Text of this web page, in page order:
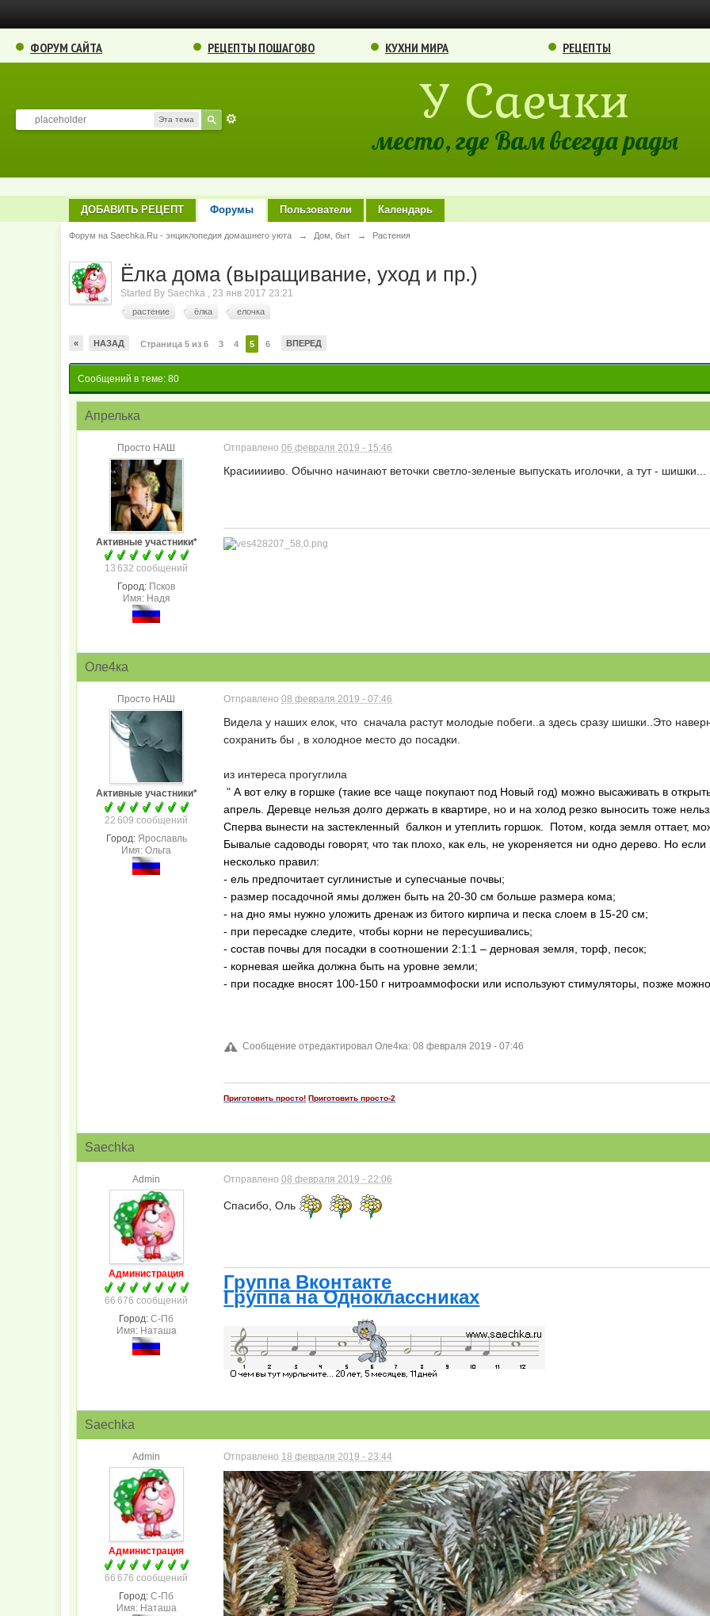
ФОРУМ САЙТА РЕЦЕПТЫ ПОШАГОВО КУХНИ МИРА РЕЦЕПТЫ
Эта тема У Саечки
место, где Вам всегда рады
ДОБАВИТЬ РЕЦЕПТ Форумы Пользователи Календарь
Форум на Saechka.Ru - энциклопедия домашнего уюта → Дом, быт → Растения
Ёлка дома (выращивание, уход и пр.)
Started By Saechka ,23 янв 2017 23:21
растение ёлка елочка
« НАЗАД Страница 5 из 6 3 4 5 6 ВПЕРЕД
Сообщений в теме: 80
Апрелька
Просто НАШ
Активные участники*
13 632 сообщений
Город: Псков
Имя: Надя
Отправлено06 февраля 2019 - 15:46
Красииииво. Обычно начинают веточки светло-зеленые выпускать иголочки, а тут - шишки...
Оле4ка
Просто НАШ
Активные участники*
22 609 сообщений
Город: Ярославль
Имя: Ольга
Отправлено08 февраля 2019 - 07:46
Видела у наших елок, что сначала растут молодые побеги..а здесь сразу шишки..Это
сохранить бы , в холодное место до посадки.
из интереса прогуглила
"А вот елку в горшке (такие все чаще покупают под Новый год) можно высаживать в
апрель. Деревце нельзя долго держать в квартире, но и на холод резко выносить тоже
Сперва вынести на застекленный балкон и утеплить горшок. Потом, когда земля оттает,
Бывалые садоводы говорят, что так плохо, как ель, не укореняется ни одно дерево. Но
несколько правил:
- ель предпочитает суглинистые и супесчаные почвы;
- размер посадочной ямы должен быть на 20-30 см больше размера кома;
- на дно ямы нужно уложить дренаж из битого кирпича и песка слоем в 15-20 см;
- при пересадке следите, чтобы корни не пересушивались;
- состав почвы для посадки в соотношении 2:1:1 – дерновая земля, торф, песок;
- корневая шейка должна быть на уровне земли;
- при посадке вносят 100-150 г нитроаммофоски или используют стимуляторы, позже
Сообщение отредактировал Оле4ка: 08 февраля 2019 - 07:46
Приготовить просто! Приготовить просто-2
Saechka
Admin
Администрация
66 676 сообщений
Город: С-Пб
Имя: Наташа
Отправлено08 февраля 2019 - 22:06
Спасибо, Оль
Группа Вконтакте
Группа на Одноклассниках
Saechka
Admin
Администрация
66 676 сообщений
Город: С-Пб
Имя: Наташа
Отправлено 18 февраля 2019 - 23:44